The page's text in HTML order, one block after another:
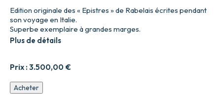
Prix :3.500,00 €
Edition originale des « Epistres » de Rabelais écrites pendant
son voyage en Italie.
Superbe exemplaire à grandes marges.
Plus de détails
quantité
de
Acheter